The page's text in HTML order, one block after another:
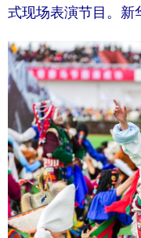
式现场表演节目。